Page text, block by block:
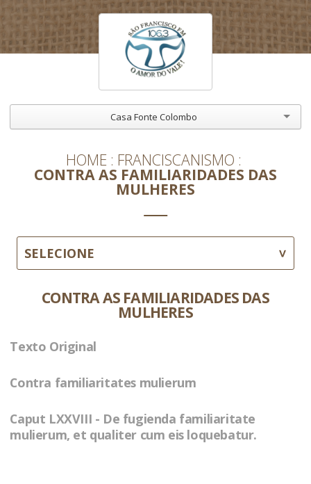
Casa Fonte Colombo
HOME FRANCISCANISMO
CONTRA AS FAMILIARIDADES DAS
MULHERES
SELECIONE
CONTRA AS FAMILIARIDADES DAS
MULHERES
Texto Original
Contra familiaritates mulierum
Caput LXXVIII - De fugienda familiaritate
mulierum, et qualiter cum eis loquebatur.